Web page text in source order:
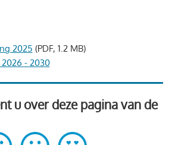
2025 (PDF, 1.2 MB)
- 2030
u over deze pagina van de